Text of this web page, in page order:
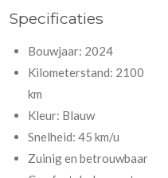
Specificaties
Bouwjaar: 2024
Kilometerstand: 2100
km
Kleur: Blauw
Snelheid: 45 km/u
Zuinig en betrouwbaar